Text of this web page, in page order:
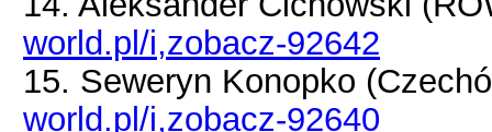
world.pl/i,zobacz-92642
15. Seweryn Konopko
world.pl/i,zobacz-92640